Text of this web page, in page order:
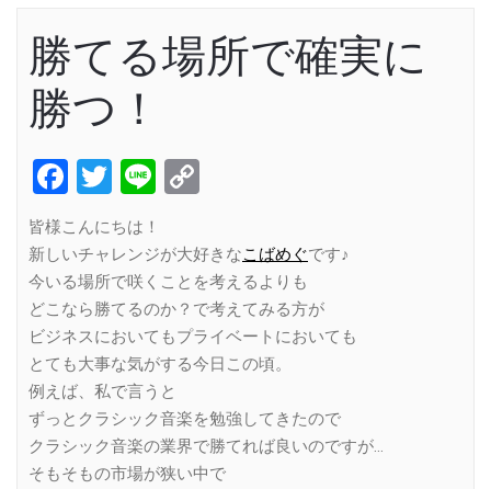
勝てる場所で確実に
勝つ！
Facebook
Twitter
Line
皆様こんにちは！
新しいチャレンジが大好きなこばめぐです♪
今いる場所で咲くことを考えるよりも
どこなら勝てるのか？で考えてみる方が
ビジネスにおいてもプライベートにおいても
とても大事な気がする今日この頃。
例えば、私で言うと
ずっとクラシック音楽を勉強してきたので
クラシック音楽の業界で勝てれば良いのですが…
そもそもの市場が狭い中で